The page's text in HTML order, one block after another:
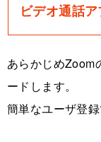
ビデオ通話
あらかじめZoom
ードします。
簡単なユーザ登